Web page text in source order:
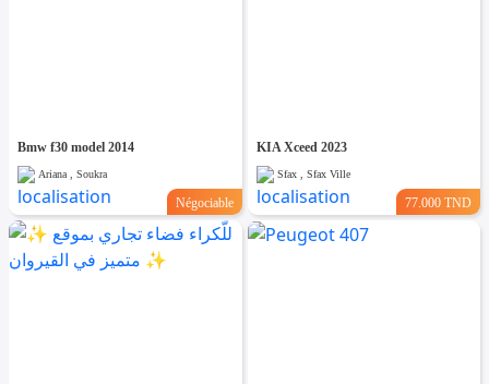
Bmw f30 model 2014
Ariana , Soukra
Négociable
KIA Xceed 2023
Sfax , Sfax Ville
77.000 TND